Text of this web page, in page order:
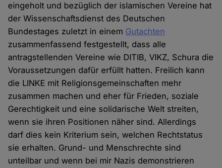
eingeholt und bezüglich der islamischen Vereine hat
der Wissenschaftsdienst des Deutschen
Bundestages zuletzt in einem Gutachten
zusammenfassend festgestellt, dass alle
antragstellenden Vereine wie DITIB, VIKZ, Schura die
Voraussetzungen dafür erfüllt hatten. Freilich kann
die LINKE mit Religionsgemeinschaften mehr
zusammen machen und eher für Frieden, soziale
Gerechtigkeit und eine solidarische Welt streiten,
wenn sie ihren Positionen näher sind. Allerdings
darf dies kein Kriterium sein, welchen Rechtstatus
sie erhalten. Grund- und Menschrechte sind
unteilbar und wenn bei mir Nazis demonstrieren